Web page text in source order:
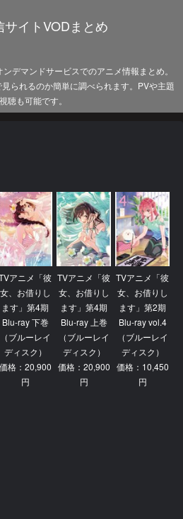
サイトVODまとめ
デマンドサービスでのアニメ情報まとめ。
られるのか簡単に調べられます。PVや主題
聴も可能です。
アニメ「彼
女、お借りし
ます」第4期
Blu-ray 下巻
（ブルーレイ
ディスク）
価格：20,900
円
TVアニメ「彼
女、お借りし
ます」第4期
Blu-ray 上巻
（ブルーレイ
ディスク）
価格：20,900
円
TVアニメ「彼
女、お借りし
ます」第2期
Blu-ray vol.4
（ブルーレイ
ディスク）
価格：10,450
円